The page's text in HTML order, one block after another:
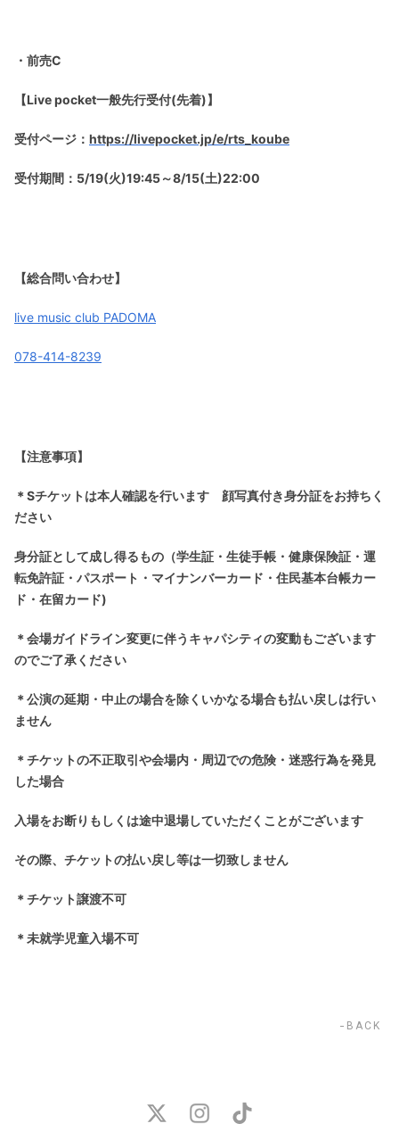
・前売C
【Live pocket一般先行受付(先着)】
受付ページ： https://livepocket.jp/e/rts_koube
受付期間：5/19(火)19:45～8/15(土)22:00
【総合問い合わせ】
live music club PADOMA
078-414-8239
【注意事項】
＊Sチケットは本人確認を行います 顔写真付き身分証をお持ちく
ださい
身分証として成し得るもの（学生証・生徒手帳・健康保険証・運
転免許証・パスポート・マイナンバーカード・住民基本台帳カー
ド・在留カード)
＊会場ガイドライン変更に伴うキャパシティの変動もございます
のでご了承ください
＊公演の延期・中止の場合を除くいかなる場合も払い戻しは行い
ません
＊チケットの不正取引や会場内・周辺での危険・迷惑行為を発見
した場合
入場をお断りもしくは途中退場していただくことがございます
その際、チケットの払い戻し等は一切致しません
＊チケット譲渡不可
＊未就学児童入場不可
BACK